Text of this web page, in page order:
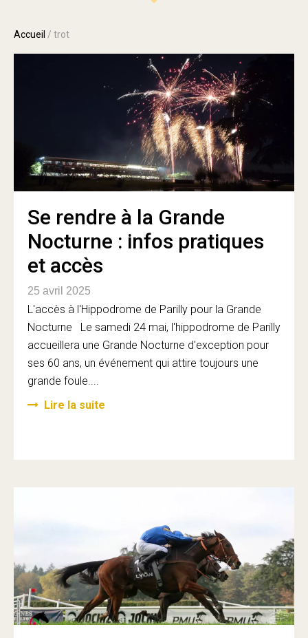
Accueil / trot
Se rendre à la Grande
Nocturne : infos pratiques
et accès
25 avril 2025
L'accès à l'Hippodrome de Parilly pour la Grande
Nocturne Le samedi 24 mai, l'hippodrome de Parilly
accueillera une Grande Nocturne d'exception pour
ses 60 ans, un événement qui attire toujours une
grande foule....
Lire la suite